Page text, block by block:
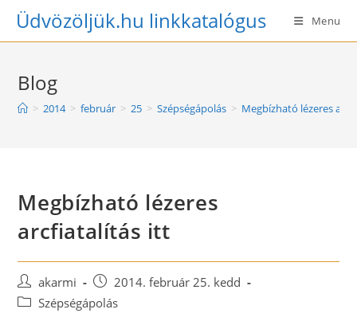
SkipÜdvözöljük.hu linkkatalógus Menu
Blog
> 2014 > február > 25 > Szépségápolás > Megbízható lézeres
Megbízható lézeres
arcfiatalítás itt
Post
author:
akarmi
Post
published:
2014. február 25. kedd
PostSzépségápolás